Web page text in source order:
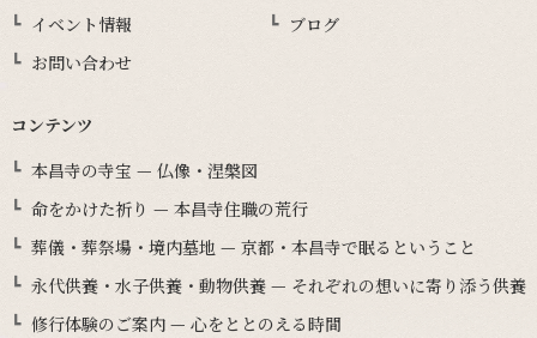
イベント情報
ブログ
お問い合わせ
コンテンツ
本昌寺の寺宝 — 仏像・涅槃図
命をかけた祈り — 本昌寺住職の荒行
葬儀・葬祭場・境内墓地 — 京都・本昌寺で眠るということ
永代供養・水子供養・動物供養 — それぞれの想いに寄り添う供養
修行体験のご案内 — 心をととのえる時間